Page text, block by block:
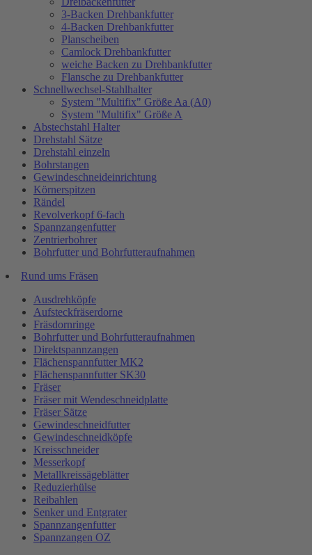
3-Backen Drehbankfutter
4-Backen Drehbankfutter
Planscheiben
Camlock Drehbankfutter
weiche Backen zu Drehbankfutter
Flansche zu Drehbankfutter
Schnellwechsel-Stahlhalter
System "Multifix" Größe Aa (A0)
System "Multifix" Größe A
Abstechstahl Halter
Drehstahl Sätze
Drehstahl einzeln
Bohrstangen
Gewindeschneideinrichtung
Körnerspitzen
Rändel
Revolverkopf 6-fach
Spannzangenfutter
Zentrierbohrer
Bohrfutter und Bohrfutteraufnahmen
Rund ums Fräsen
Ausdrehköpfe
Aufsteckfräserdorne
Fräsdornringe
Bohrfutter und Bohrfutteraufnahmen
Direktspannzangen
Flächenspannfutter MK2
Flächenspannfutter SK30
Fräser
Fräser mit Wendeschneidplatte
Fräser Sätze
Gewindeschneidfutter
Gewindeschneidköpfe
Kreisschneider
Messerkopf
Metallkreissägeblätter
Reduzierhülse
Reibahlen
Senker und Entgrater
Spannzangenfutter
Spannzangen OZ